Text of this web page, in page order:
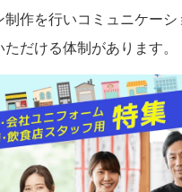
制作を行いコミュニケー
ただける体制があります。